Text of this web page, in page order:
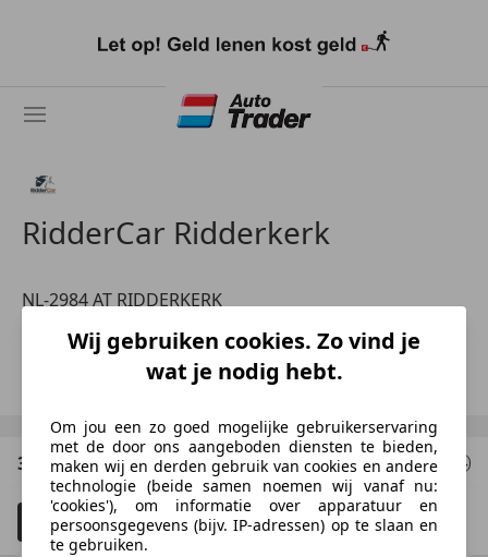
naar
RidderCar Ridderkerk
NL-2984 AT RIDDERKERK
Toon nummer
3 Resultatenvoor uw zoekopdracht
Filteren 4 Schadeauto's tonen
Wij gebruiken cookies. Zo vind je
wat je nodig hebt.
Om jou een zo goed mogelijke gebruikerservaring
met de door ons aangeboden diensten te bieden,
maken wij en derden gebruik van cookies en andere
technologie (beide samen noemen wij vanaf nu:
'cookies'), om informatie over apparatuur en
persoonsgegevens (bijv. IP-adressen) op te slaan en
te gebruiken.